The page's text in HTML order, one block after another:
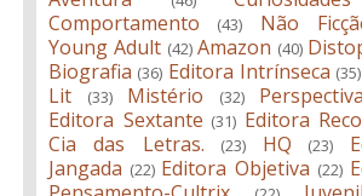
Comportamento (43) Não
Young Adult (42) Amazon (40)
Biografia (36) Editora Intrínseca (35)
Lit
(33) Mistério (32)
Editora Sextante (31) Editora
Cia das Letras. (23) HQ (23)
Jangada (22) Editora Objetiva (22)